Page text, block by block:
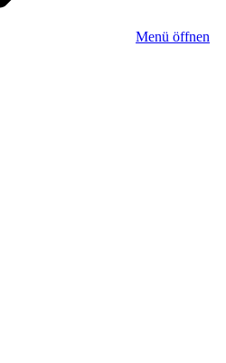
Menü öffnen